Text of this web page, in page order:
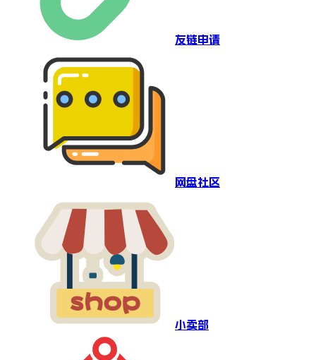
友链申请
网盘社区
小卖部